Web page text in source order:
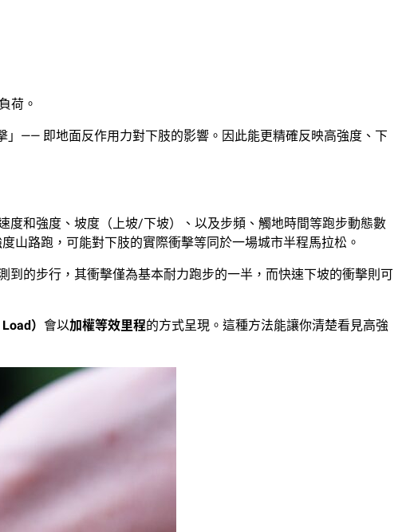
荷。
」—— 即地面反作用力對下肢的影響。因此能更精確反映高強度、下
度和強度、坡度（上坡/下坡）、以及步頻、觸地時間等跑步動態數
山路跑，可能對下肢的實際衝擊等同於一場城市半程馬拉松。
的步行，其衝擊僅為基本耐力跑步的一半，而快速下坡的衝擊則可
） 會以加權等效里程的方式呈現。這種方法能讓你清楚看見高強